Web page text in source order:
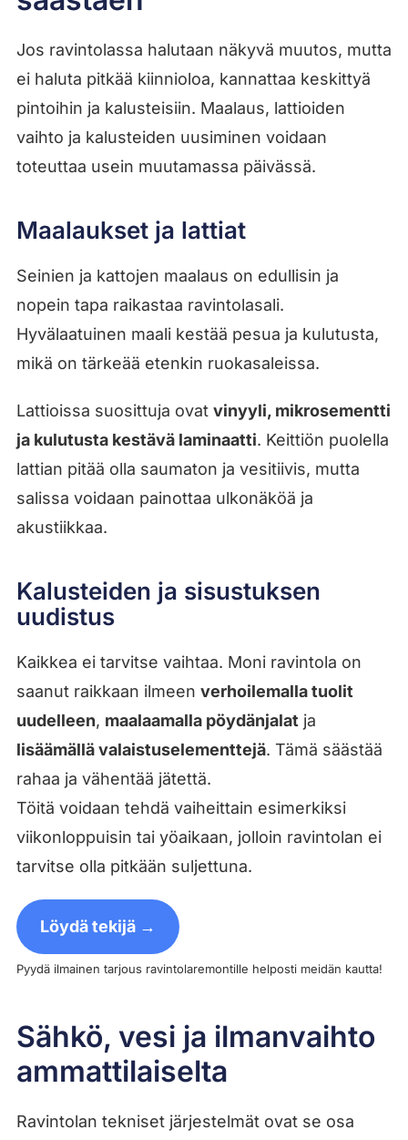
Jos ravintolassa halutaan näkyvä muutos, mutta
ei haluta pitkää kiinnioloa, kannattaa keskittyä
pintoihin ja kalusteisiin. Maalaus, lattioiden
vaihto ja kalusteiden uusiminen voidaan
toteuttaa usein muutamassa päivässä.
Maalaukset ja lattiat
Seinien ja kattojen maalaus on edullisin ja
nopein tapa raikastaa ravintolasali.
Hyvälaatuinen maali kestää pesua ja kulutusta,
mikä on tärkeää etenkin ruokasaleissa.
Lattioissa suosittuja ovat vinyyli, mikrosementti
ja kulutusta kestävä laminaatti. Keittiön puolella
lattian pitää olla saumaton ja vesitiivis, mutta
salissa voidaan painottaa ulkonäköä ja
akustiikkaa.
Kalusteiden ja sisustuksen
uudistus
Kaikkea ei tarvitse vaihtaa. Moni ravintola on
saanut raikkaan ilmeen verhoilemalla tuolit
uudelleen, maalaamalla pöydänjalat ja
lisäämällä valaistuselementtejä. Tämä säästää
rahaa ja vähentää jätettä.
Töitä voidaan tehdä vaiheittain esimerkiksi
viikonloppuisin tai yöaikaan, jolloin ravintolan ei
tarvitse olla pitkään suljettuna.
Löydä tekijä →
Pyydä ilmainen tarjous ravintolaremontille helposti meidän kautta!
Sähkö, vesi ja ilmanvaihto
ammattilaiselta
Ravintolan tekniset järjestelmät ovat se osa